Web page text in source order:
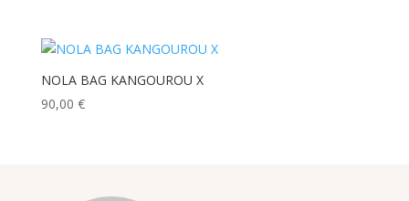
NOLA BAG KANGOUROU X
90,00 €